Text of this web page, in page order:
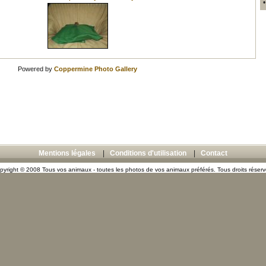
Powered by Coppermine Photo Gallery
Mentions légales Conditions d'utilisation Contact
© 2008 Tous vos animaux - toutes les photos de vos animaux préférés. Tous droits